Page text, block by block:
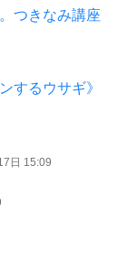
つきなみ講座
するウサギ》
日 15:09